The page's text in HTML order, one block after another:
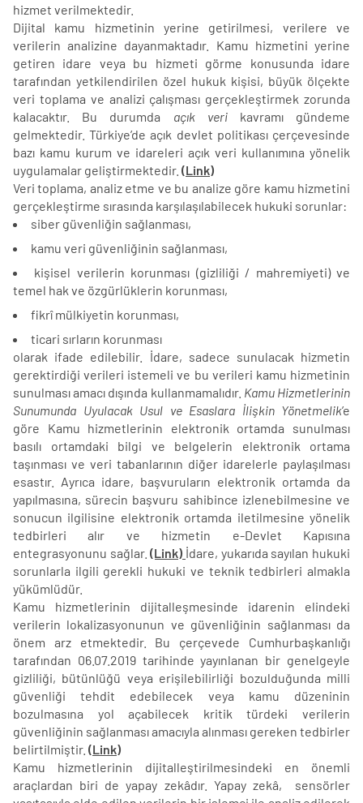
hizmet verilmektedir.
Dijital kamu hizmetinin yerine getirilmesi, verilere ve
verilerin analizine dayanmaktadır. Kamu hizmetini yerine
getiren idare veya bu hizmeti görme konusunda idare
tarafından yetkilendirilen özel hukuk kişisi, büyük ölçekte
veri toplama ve analizi çalışması gerçekleştirmek zorunda
kalacaktır. Bu durumda açık verikavramı gündeme
gelmektedir. Türkiye’de açık devlet politikası çerçevesinde
bazı kamu kurum ve idareleri açık veri kullanımına yönelik
uygulamalar geliştirmektedir. (Link)
Veri toplama, analiz etme ve bu analize göre kamu hizmetini
gerçekleştirme sırasında karşılaşılabilecek hukuki sorunlar:
siber güvenliğin sağlanması,
kamu veri güvenliğinin sağlanması,
kişisel verilerin korunması (gizliliği / mahremiyeti) ve
temel hak ve özgürlüklerin korunması,
fikrî mülkiyetin korunması,
ticari sırların korunması
olarak ifade edilebilir. İdare, sadece sunulacak hizmetin
gerektirdiği verileri istemeli ve bu verileri kamu hizmetinin
sunulması amacı dışında kullanmamalıdır. Kamu Hizmetlerinin
Sunumunda Uyulacak Usul ve Esaslara İlişkin Yönetmelik’e
göre Kamu hizmetlerinin elektronik ortamda sunulması
basılı ortamdaki bilgi ve belgelerin elektronik ortama
taşınması ve veri tabanlarının diğer idarelerle paylaşılması
esastır. Ayrıca idare, başvuruların elektronik ortamda da
yapılmasına, sürecin başvuru sahibince izlenebilmesine ve
sonucun ilgilisine elektronik ortamda iletilmesine yönelik
tedbirleri alır ve hizmetin e-Devlet Kapısına
entegrasyonunu sağlar.(Link) İdare, yukarıda sayılan hukuki
sorunlarla ilgili gerekli hukuki ve teknik tedbirleri almakla
yükümlüdür.
Kamu hizmetlerinin dijitalleşmesinde idarenin elindeki
verilerin lokalizasyonunun ve güvenliğinin sağlanması da
önem arz etmektedir. Bu çerçevede Cumhurbaşkanlığı
tarafından 06.07.2019 tarihinde yayınlanan bir genelgeyle
gizliliği, bütünlüğü veya erişilebilirliği bozulduğunda milli
güvenliği tehdit edebilecek veya kamu düzeninin
bozulmasına yol açabilecek kritik türdeki verilerin
güvenliğinin sağlanması amacıyla alınması gereken tedbirler
belirtilmiştir. (Link)
Kamu hizmetlerinin dijitalleştirilmesindeki en önemli
araçlardan biri de yapay zekâdır. Yapay zekâ, sensörler